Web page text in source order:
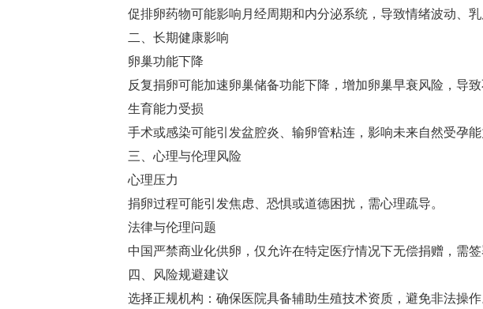
促排卵药物可能影响月经周期和内分泌系统，导致情绪波动、乳
二、长期健康影响
卵巢功能下降‌
反复捐卵可能加速卵巢储备功能下降，增加卵巢早衰风险，导致
生育能力受损‌
手术或感染可能引发盆腔炎、输卵管粘连，影响未来自然受孕能
三、心理与伦理风险
心理压力‌
捐卵过程可能引发焦虑、恐惧或道德困扰，需心理疏导‌。
法律与伦理问题‌
中国严禁商业化供卵，仅允许在特定医疗情况下无偿捐赠，需签
四、风险规避建议
选择正规机构‌：确保医院具备辅助生殖技术资质，避免非法操作‌